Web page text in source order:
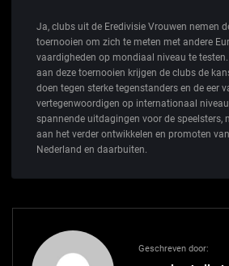
Ja, clubs uit de Eredivisie Vrouwen nemen
toernooien om zich te meten met andere
vaardigheden op mondiaal niveau te
aan deze toernooien krijgen de clubs de
doen tegen sterke tegenstanders en de eer
vertegenwoordigen op internationaal
spannende uitdagingen voor de speelsters,
aan het verder ontwikkelen en promoten
Nederland en daarbuiten.
Geschreven door: